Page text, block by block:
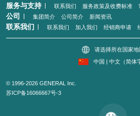
服务与支持 联系我们 服务政策及收费标准
公司 集团简介 公司简介 新闻资讯
联系我们 联系我们 加入我们 经销商申请
请选择所在国家地
中国 | 中文（简体
© 1996-2026 GENERAL Inc.
苏ICP备16066667号-3